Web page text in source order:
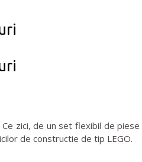
zici, de un set flexibil de
de constructie de tip LEGO.